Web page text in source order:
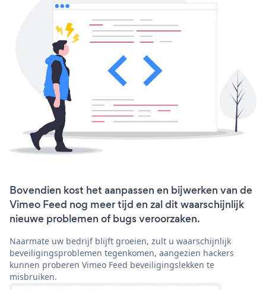
Bovendien kost het aanpassen en bijwerken van de
Vimeo Feed nog meer tijd en zal dit waarschijnlijk
nieuwe problemen of bugs veroorzaken.
Naarmate uw bedrijf blijft groeien, zult u waarschijnlijk
beveiligingsproblemen tegenkomen, aangezien hackers
kunnen proberen Vimeo Feed beveiligingslekken te
misbruiken.